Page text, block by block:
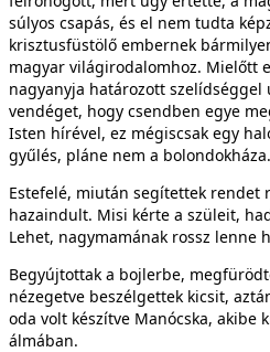
súlyos csapás, és el nem tudta
krisztusfüstölő embernek
magyar világirodalomhoz. Mielőtt
nagyanyja határozott
vendéget, hogy csendben egye
Isten hírével, ez mégiscsak egy
gyűlés, pláne nem a bolondokháza.
Estefelé, miután segítettek rendet
hazaindult. Misi kérte a szüleit,
Lehet, nagymamának rossz lenne
Begyújtottak a bojlerbe,
nézegetve beszélgettek kicsit,
oda volt készítve Manócska, akibe
álmában.